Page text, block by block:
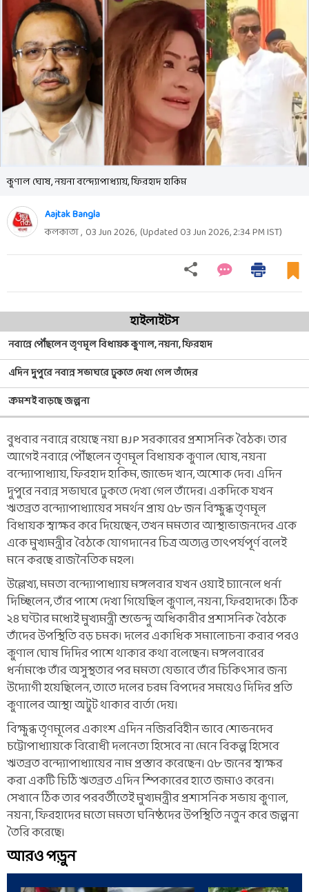
কুণাল ঘোষ, নয়না বন্দ্যোপাধ্যায়, ফিরহাদ হাকিম
Aajtak Bangla
কলকাতা , 03 Jun 2026, (Updated 03 Jun 2026, 2:34 PMIST)
হাইলাইটস
নবান্নে পৌঁছলেন তৃণমূল বিধায়ক কুণাল, নয়না, ফিরহাদ
এদিন দুপুরে নবান্ন সভাঘরে ঢুকতে দেখা গেল তাঁদের
ক্রমশই বাড়ছে জল্পনা
বুধবার নবান্নে রয়েছে নয়া BJP সরকারের প্রশাসনিক বৈঠক। তার
আগেই নবান্নে পৌঁছলেন তৃণমূল বিধায়ক কুণাল ঘোষ, নয়না
বন্দ্যোপাধ্যায়, ফিরহাদ হাকিম, জাভেদ খান, অশোক দেব। এদিন
দুপুরে নবান্ন সভাঘরে ঢুকতে দেখা গেল তাঁদের। একদিকে যখন
ঋতব্রত বন্দ্যোপাধ্যায়ের সমর্থন প্রায় ৫৮ জন বিক্ষুব্ধ তৃণমূল
বিধায়ক স্বাক্ষর করে দিয়েছেন, তখন মমতার আস্থাভাজনদের একে
একে মুখ্যমন্ত্রীর বৈঠকে যোগদানের চিত্র অত্যন্ত তাৎপর্যপূর্ণ বলেই
মনে করছে রাজনৈতিক মহল।
উল্লেখ্য, মমতা বন্দ্যোপাধ্যায় মঙ্গলবার যখন ওয়াই চ্যানেলে ধর্না
দিচ্ছিলেন, তাঁর পাশে দেখা গিয়েছিল কুণাল, নয়না, ফিরহাদকে। ঠিক
২৪ ঘণ্টার মধ্যেই মুখ্যমন্ত্রী শুভেন্দু অধিকারীর প্রশাসনিক বৈঠকে
তাঁদের উপস্থিতি বড় চমক। দলের একাধিক সমালোচনা করার পরও
কুণাল ঘোষ দিদির পাশে থাকার কথা বলেছেন। মঙ্গলবারের
ধর্নামঞ্চে তাঁর অসুস্থতার পর মমতা যেভাবে তাঁর চিকিৎসার জন্য
উদ্যোগী হয়েছিলেন, তাতে দলের চরম বিপদের সময়েও দিদির প্রতি
কুণালের আস্থা অটুট থাকার বার্তা দেয়।
বিক্ষুব্ধ তৃণমূলের একাংশ এদিন নজিরবিহীন ভাবে শোভনদেব
চট্টোপাধ্যায়কে বিরোধী দলনেতা হিসেবে না মেনে বিকল্প হিসেবে
ঋতব্রত বন্দ্যোপাধ্যায়ের নাম প্রস্তাব করেছেন। ৫৮ জনের স্বাক্ষর
করা একটি চিঠি ঋতব্রত এদিন স্পিকারের হাতে জমাও করেন।
সেখানে ঠিক তার পরবর্তীতেই মুখ্যমন্ত্রীর প্রশাসনিক সভায় কুণাল,
নয়না, ফিরহাদের মতো মমতা ঘনিষ্ঠদের উপস্থিতি নতুন করে জল্পনা
তৈরি করেছে।
আরও পড়ুন